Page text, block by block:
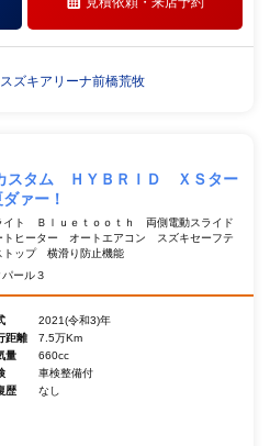
ズキアリーナ前橋荒牧
スタム ＨＹＢＲＩＤ ＸＳター
ァー！
ト Ｂｌｕｅｔｏｏｔｈ 両側電動スライド
ヒーター オートエアコン スズキセーフテ
トップ 横滑り防止機能
ール３
2021(令和3)年
距離
7.5万Km
量
660cc
車検整備付
歴
なし